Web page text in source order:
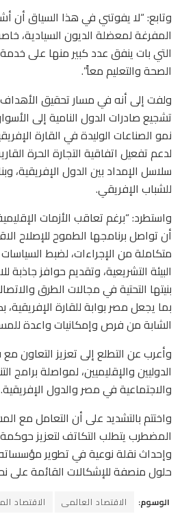
وتابع: “لا يفوتني في هذا السياق أن
المفرغة لمعضلة الديون السيادية،
التي بات ينفق عدد كبير منها على
الصحة والتعليم معاً”.
ولفت إلى أنه في مسار تحقيق الأهداف
تشجيع صادرات الدول النامية إلى
نمو الصناعات الوليدة في القارة
لدعم تفعيل اتفاقية التجارة الحرة
سلاسل الإمداد بين الدول الإفريقية،
للشباب الإفريقي.
واستطرد: “برغم تعاقب الأزمات
أن تواصل برنامجها الطموح للإصلاح
متكاملة من الإجراءات، لضبط السياسات
البيئة التشريعية، وتقديم حوافز جاذبة
بنيتها التحتية في مجالات الطرق
بما يجعل مصر بوابة للقارة
الشابة من فرص وإمكانيات واعدة
وأعرب عن التطلع إلى تعزيز التعاون
الدوليين والإقليميين، لمواصلة برامج
والاجتماعية في مصر والدول الإفريقية.
واختتم بالتشديد على أن التعامل مع
المضطرب يتطلب التكاتف لتعزيز حوكمة
وإحداث نقلة نوعية في تطوير
حلول منصفة للإشكالات القائمة على
الوسوم: الاقتصاد العالمى الاقتصاد